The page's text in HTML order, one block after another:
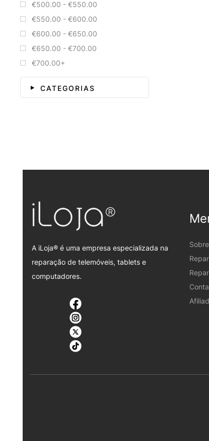
€500.00 - €550.00
€550.00 - €600.00
€600.00 - €650.00
€650.00 - €700.00
€700.00+
CATEGORIAS
A iLoja® é uma empresa especializada na
reparação de telemóveis, tablets e
computadores.